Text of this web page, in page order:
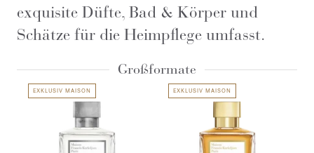
exquisite Düfte, Bad & Körper und
Schätze für die Heimpflege umfasst.
Großformate
EXKLUSIV MAISON EXKLUSIV MAISON